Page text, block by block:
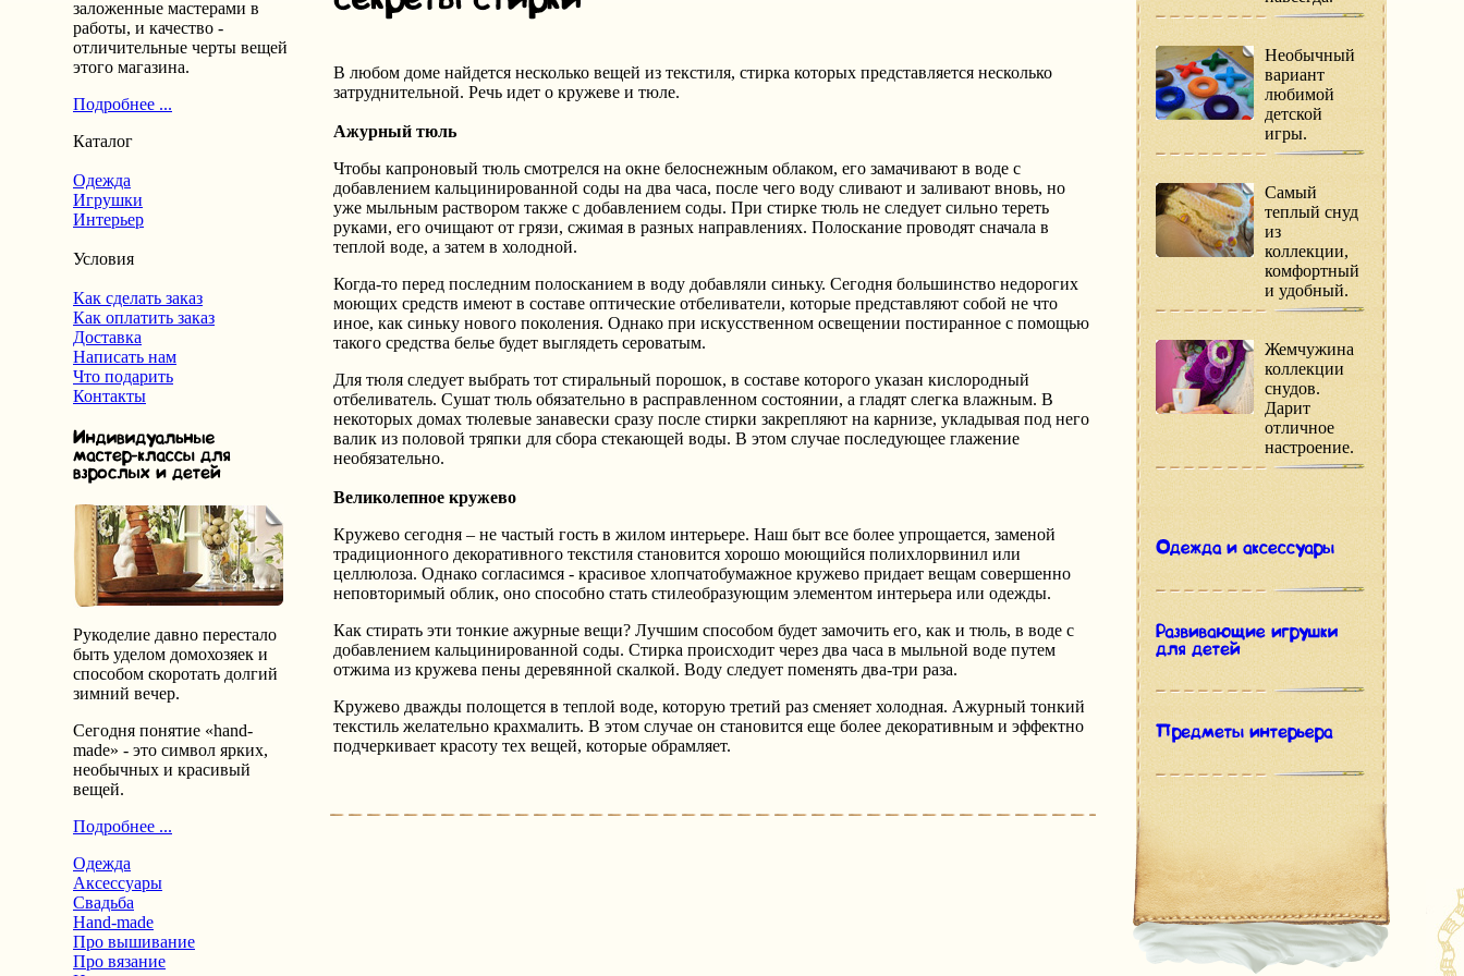
заложенные мастерами в
работы, и качество -
отличительные черты вещей
этого магазина.
Подробнее ...
Каталог
Одежда
Игрушки
Интерьер
Условия
Как сделать заказ
Как оплатить заказ
Доставка
Написать нам
Что подарить
Контакты
Рукоделие давно перестало
быть уделом домохозяек и
способом скоротать долгий
зимний вечер.
Сегодня понятие «hand-
made» - это символ ярких,
необычных и красивый
вещей.
Подробнее ...
Одежда
Аксессуары
Свадьба
Hand-made
Про вышивание
Про вязание
В любом доме найдется несколько вещей из текстиля, стирка которых представляется несколько
затруднительной. Речь идет о кружеве и тюле.
Ажурный тюль
Чтобы капроновый тюль смотрелся на окне белоснежным облаком, его замачивают в воде с
добавлением кальцинированной соды на два часа, после чего воду сливают и заливают вновь, но
уже мыльным раствором также с добавлением соды. При стирке тюль не следует сильно тереть
руками, его очищают от грязи, сжимая в разных направлениях. Полоскание проводят сначала в
теплой воде, а затем в холодной.
Когда-то перед последним полосканием в воду добавляли синьку. Сегодня большинство недорогих
моющих средств имеют в составе оптические отбеливатели, которые представляют собой не что
иное, как синьку нового поколения. Однако при искусственном освещении постиранное с помощью
такого средства белье будет выглядеть сероватым.
Для тюля следует выбрать тот стиральный порошок, в составе которого указан кислородный
отбеливатель. Сушат тюль обязательно в расправленном состоянии, а гладят слегка влажным. В
некоторых домах тюлевые занавески сразу после стирки закрепляют на карнизе, укладывая под него
валик из половой тряпки для сбора стекающей воды. В этом случае последующее глажение
необязательно.
Великолепное кружево
Кружево сегодня – не частый гость в жилом интерьере. Наш быт все более упрощается, заменой
традиционного декоративного текстиля становится хорошо моющийся полихлорвинил или
целлюлоза. Однако согласимся - красивое хлопчатобумажное кружево придает вещам совершенно
неповторимый облик, оно способно стать стилеобразующим элементом интерьера или одежды.
Как стирать эти тонкие ажурные вещи? Лучшим способом будет замочить его, как и тюль, в воде с
добавлением кальцинированной соды. Стирка происходит через два часа в мыльной воде путем
отжима из кружева пены деревянной скалкой. Воду следует поменять два-три раза.
Кружево дважды полощется в теплой воде, которую третий раз сменяет холодная. Ажурный тонкий
текстиль желательно крахмалить. В этом случае он становится еще более декоративным и эффектно
подчеркивает красоту тех вещей, которые обрамляет.
Необычный
вариант
любимой
детской
игры.
Самый
теплый снуд
из
коллекции,
комфортный
и удобный.
Жемчужина
коллекции
снудов.
Дарит
отличное
настроение.